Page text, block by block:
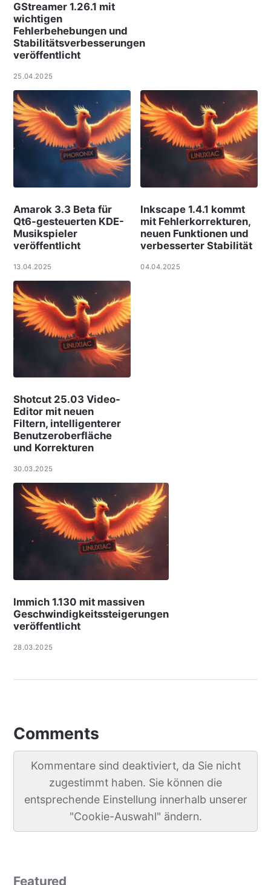
GStreamer 1.26.1 mit
wichtigen
Fehlerbehebungen und
Stabilitätsverbesserungen
veröffentlicht
25.04.2025
Amarok 3.3 Beta für
Qt6-gesteuerten KDE-
Musikspieler
veröffentlicht
13.04.2025
Inkscape 1.4.1 kommt
mit Fehlerkorrekturen,
neuen Funktionen und
verbesserter Stabilität
04.04.2025
Shotcut 25.03 Video-
Editor mit neuen
Filtern, intelligenterer
Benutzeroberfläche
und Korrekturen
30.03.2025
Immich 1.130 mit massiven
Geschwindigkeitssteigerungen
veröffentlicht
28.03.2025
Comments
Kommentare sind deaktiviert, da Sie nicht
zugestimmt haben. Sie können die
entsprechende Einstellung innerhalb unserer
"Cookie-Auswahl" ändern.
Featured